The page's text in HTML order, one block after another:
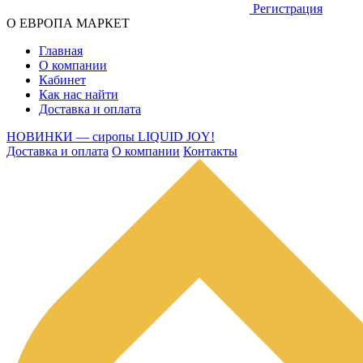
Регистрация
О ЕВРОПА МАРКЕТ
Главная
О компании
Кабинет
Как нас найти
Доставка и оплата
НОВИНКИ — сиропы LIQUID JOY!
Доставка и оплата О компании Контакты